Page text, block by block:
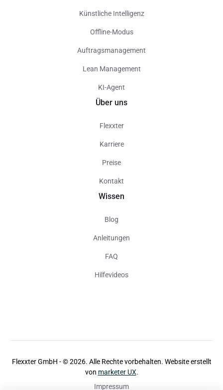
Künstliche Intelligenz
Offline-Modus
Auftragsmanagement
Lean Management
KI-Agent
Über uns
Flexxter
Karriere
Preise
Kontakt
Wissen
Blog
Anleitungen
FAQ
Hilfevideos
Flexxter GmbH - ©2026. Alle Rechte vorbehalten. Website erstellt
von marketer UX.
Impressum